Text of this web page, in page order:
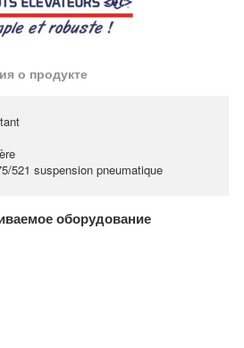
о продукте
521 suspension pneumatique
оборудование